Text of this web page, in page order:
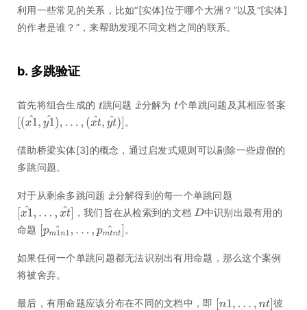
利用一些常见的关系，比如“[实体]位于哪个大洲？”以及“[实体]
的作者是谁？”，来帮助发现不同文档之间的联系。
b. 多跳验证
首先将组合生成的 跳问题 分解为
个单跳问题及其相应答案
。
借助桥梁实体[3]的概念，通过启发式规则可以剔除一些虚假的
多跳问题。
对于从剩余多跳问题
分解得到的每一个单跳问题
，我们旨在从检索到的文档
中识别出最有用的
命题
。
如果任何一个单跳问题都无法识别出有用命题，那么这个案例
将被舍弃。
最后，有用命题应该分布在不同的文档中，即
彼